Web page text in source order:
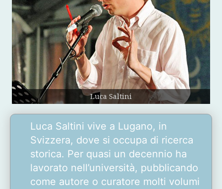
Luca Saltini
Luca Saltini vive a Lugano, in
Svizzera, dove si occupa di ricerca
storica. Per quasi un decennio ha
lavorato nell’università, pubblicando
come autore o curatore molti volumi